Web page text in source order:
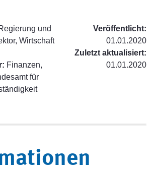
und
Wirtschaft
Finanzen,
für
Veröffentlicht:
01.01.2020
Zuletzt aktualisiert:
01.01.2020